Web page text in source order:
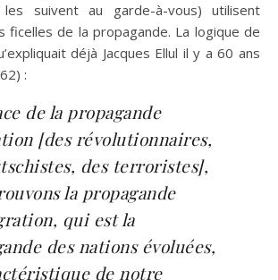
suivent au garde-à-vous) utilisent
ficelles de la propagande. La logique de
déjà Jacques Ellul il y a 60 ans
:
de la propagande
[des révolutionnaires,
des terroristes],
la propagande
qui est la
des nations évoluées,
de notre